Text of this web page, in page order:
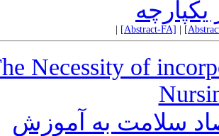
[Abstract-FA]
Necessity of
سلامت به آموزش